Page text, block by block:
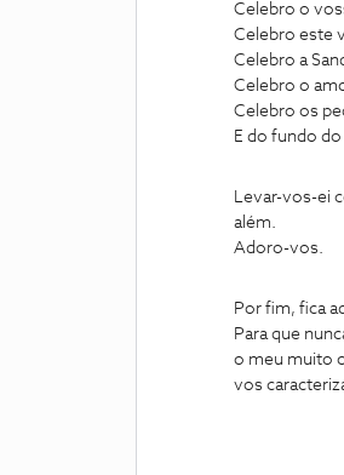
Celebro o
Celebro este
Celebro a
Celebro o
Celebro os
E do fundo
Levar-vos-ei
além.
Adoro-vos.
Por fim, fica
Para que
o meu muito
vos